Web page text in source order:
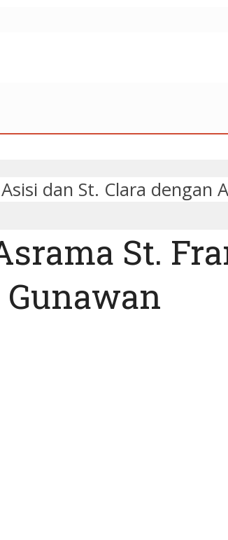
dan St. Clara dengan
St.